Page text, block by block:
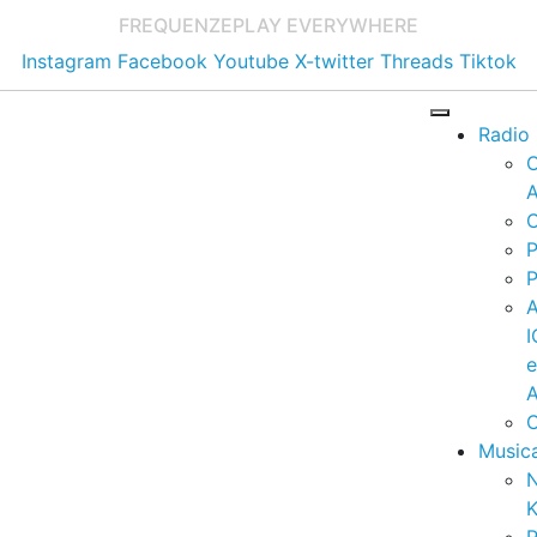
FREQUENZEPLAY EVERYWHERE
Instagram Facebook Youtube X-twitter Threads Tiktok
Radio
e